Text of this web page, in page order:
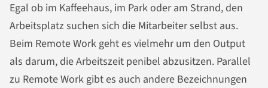
Egal ob im Kaffeehaus, im Park oder am Strand, den
Arbeitsplatz suchen sich die Mitarbeiter selbst aus.
Beim Remote Work geht es vielmehr um den Output
als darum, die Arbeitszeit penibel abzusitzen. Parallel
zu Remote Work gibt es auch andere Bezeichnungen